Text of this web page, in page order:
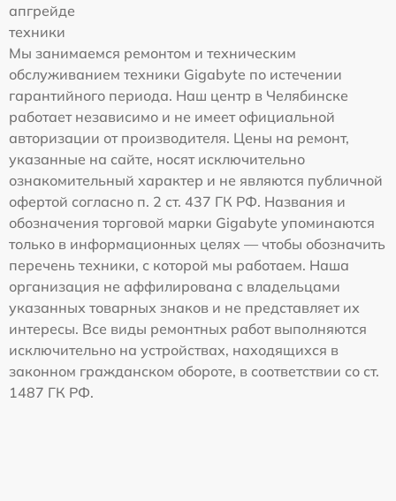
апгрейде
техники
Мы занимаемся ремонтом и техническим
обслуживанием техники Gigabyte по истечении
гарантийного периода. Наш центр в Челябинске
работает независимо и не имеет официальной
авторизации от производителя. Цены на ремонт,
указанные на сайте, носят исключительно
ознакомительный характер и не являются публичной
офертой согласно п. 2 ст. 437 ГК РФ. Названия и
обозначения торговой марки Gigabyte упоминаются
только в информационных целях — чтобы обозначить
перечень техники, с которой мы работаем. Наша
организация не аффилирована с владельцами
указанных товарных знаков и не представляет их
интересы. Все виды ремонтных работ выполняются
исключительно на устройствах, находящихся в
законном гражданском обороте, в соответствии со ст.
1487 ГК РФ.